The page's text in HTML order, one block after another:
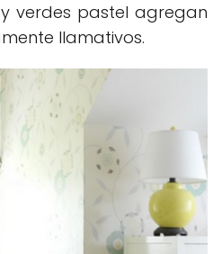
verdes pastel agregan
llamativos.